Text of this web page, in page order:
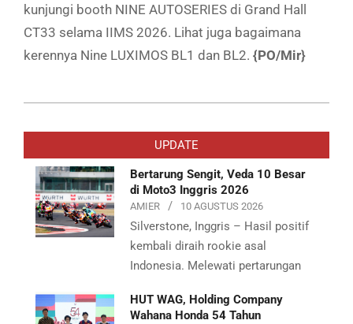
kunjungi booth NINE AUTOSERIES di Grand Hall
CT33 selama IIMS 2026. Lihat juga bagaimana
kerennya Nine LUXIMOS BL1 dan BL2. {PO/Mir}
02-
UPDATE
Bertarung Sengit, Veda 10 Besar
di Moto3 Inggris 2026
AMIER 10 AGUSTUS 2026
Silverstone, Inggris – Hasil positif
kembali diraih rookie asal
Indonesia. Melewati pertarungan
HUT WAG, Holding Company
Wahana Honda 54 Tahun